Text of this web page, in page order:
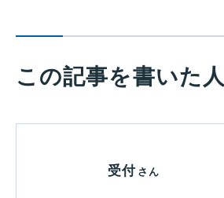
この記事を書いた人
受付 さん